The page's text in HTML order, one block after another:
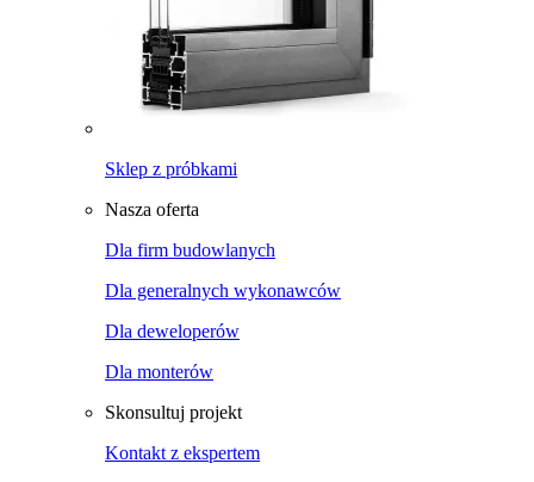
Sklep z próbkami
Nasza oferta
Dla firm budowlanych
Dla generalnych wykonawców
Dla deweloperów
Dla monterów
Skonsultuj projekt
Kontakt z ekspertem